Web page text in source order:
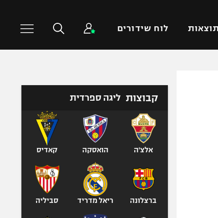
תוצאות לוח שידורים
טניס
כדוריד
כדורעף
שחייה
אגרוף
ספורט אולימפי
UFC
קבוצות ליגה ספרדית
אלצ'ה הואסקה קאדיס
ברצלונה ריאל מדריד סביליה